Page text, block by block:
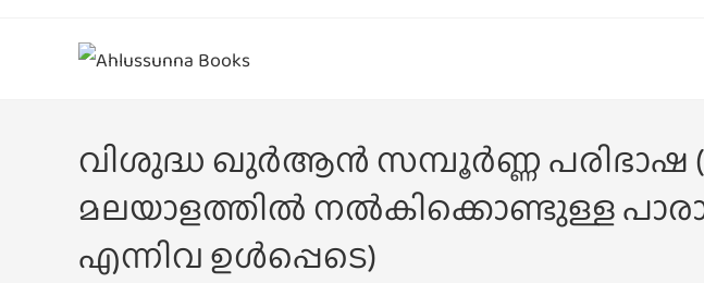
വിശുദ്ധ ഖുർആൻ സമ്പൂർണ്ണ പരിഭാഷ
മലയാളത്തിൽ നൽകിക്കൊണ്ടുള്ള
എന്നിവ ഉൾപ്പെടെ)